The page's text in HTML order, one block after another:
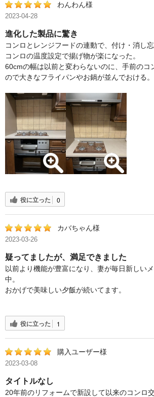
わんわん様
2023-04-28
進化した製品に驚き
コンロとレンジフードの連動で、付け・消し忘
コンロの温度設定で揚げ物が楽になった。
60cmの幅は以前と変わらないのに、手前のコ
ので大きなフライパンやお鍋が並んでおける。
役に立った 0
カバちゃん様
2023-03-26
疑ってましたが、満足できました
以前より機能が豊富になり、妻が毎日新しい
中。
おかげで美味しい夕飯が続いてます。
役に立った 1
購入ユーザー様
2023-03-08
タイトルなし
20年前のリフォームで新設して以来のコンロ